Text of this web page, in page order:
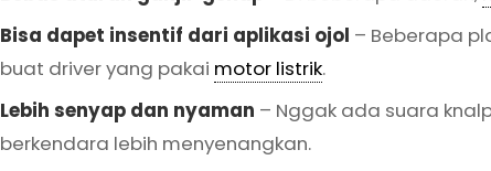
Bisa dapet insentif dari aplikasi ojol – Beberapa
buat driver yang pakai motor listrik.
Lebih senyap dan nyaman – Nggak ada suara
berkendara lebih menyenangkan.